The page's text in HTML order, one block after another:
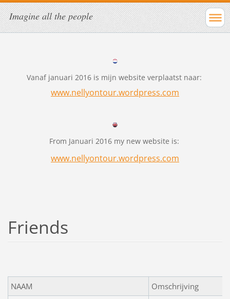
Imagine all the people
Vanaf januari 2016 is mijn website verplaatst naar:
www.nellyontour.wordpress.com
From Januari 2016 my new website is:
www.nellyontour.wordpress.com
Friends
NAAM
Omschrijving